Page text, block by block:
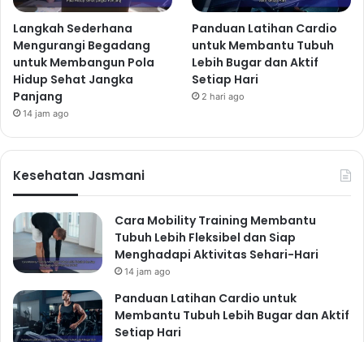
Langkah Sederhana
Mengurangi Begadang
untuk Membangun Pola
Hidup Sehat Jangka
Panjang
14 jam ago
Panduan Latihan Cardio
untuk Membantu Tubuh
Lebih Bugar dan Aktif
Setiap Hari
2 hari ago
Kesehatan Jasmani
Cara Mobility Training Membantu
Tubuh Lebih Fleksibel dan Siap
Menghadapi Aktivitas Sehari-Hari
14 jam ago
Panduan Latihan Cardio untuk
Membantu Tubuh Lebih Bugar dan Aktif
Setiap Hari